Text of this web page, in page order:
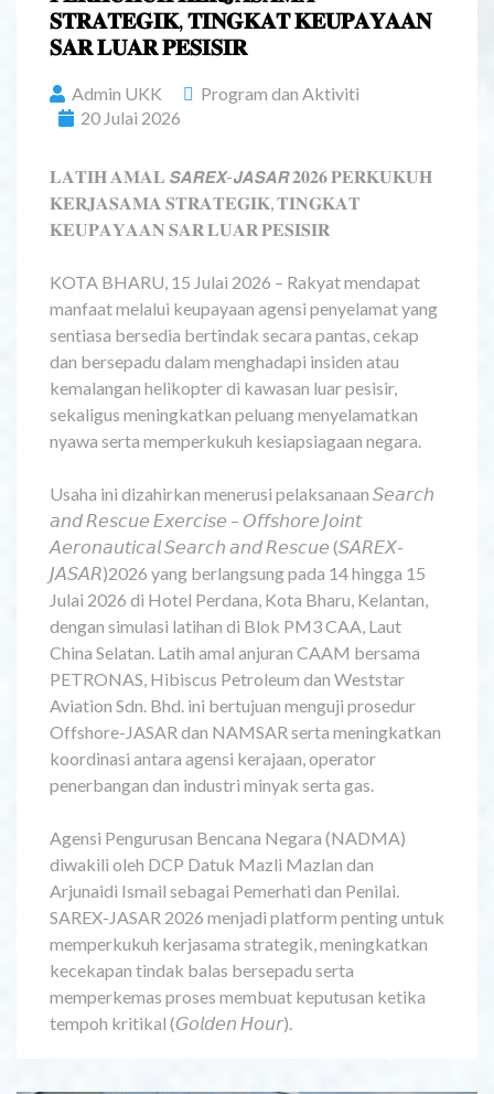
𝐒𝐓𝐑𝐀𝐓𝐄𝐆𝐈𝐊, 𝐓𝐈𝐍𝐆𝐊𝐀𝐓 𝐊𝐄𝐔𝐏𝐀𝐘𝐀𝐀𝐍
𝐒𝐀𝐑 𝐋𝐔𝐀𝐑 𝐏𝐄𝐒𝐈𝐒𝐈𝐑
Admin UKK
Program dan Aktiviti
20 Julai 2026
𝐋𝐀𝐓𝐈𝐇 𝐀𝐌𝐀𝐋 𝙎𝘼𝙍𝙀𝙓-𝙅𝘼𝙎𝘼𝙍 𝟐𝟎𝟐𝟔 𝐏𝐄𝐑𝐊𝐔𝐊𝐔𝐇
𝐊𝐄𝐑𝐉𝐀𝐒𝐀𝐌𝐀 𝐒𝐓𝐑𝐀𝐓𝐄𝐆𝐈𝐊, 𝐓𝐈𝐍𝐆𝐊𝐀𝐓
𝐊𝐄𝐔𝐏𝐀𝐘𝐀𝐀𝐍 𝐒𝐀𝐑 𝐋𝐔𝐀𝐑 𝐏𝐄𝐒𝐈𝐒𝐈𝐑
KOTA BHARU, 15 Julai 2026 – Rakyat mendapat
manfaat melalui keupayaan agensi penyelamat yang
sentiasa bersedia bertindak secara pantas, cekap
dan bersepadu dalam menghadapi insiden atau
kemalangan helikopter di kawasan luar pesisir,
sekaligus meningkatkan peluang menyelamatkan
nyawa serta memperkukuh kesiapsiagaan negara.
Usaha ini dizahirkan menerusi pelaksanaan 𝘚𝘦𝘢𝘳𝘤𝘩
𝘢𝘯𝘥 𝘙𝘦𝘴𝘤𝘶𝘦 𝘌𝘹𝘦𝘳𝘤𝘪𝘴𝘦 – 𝘖𝘧𝘧𝘴𝘩𝘰𝘳𝘦 𝘑𝘰𝘪𝘯𝘵
𝘈𝘦𝘳𝘰𝘯𝘢𝘶𝘵𝘪𝘤𝘢𝘭 𝘚𝘦𝘢𝘳𝘤𝘩 𝘢𝘯𝘥 𝘙𝘦𝘴𝘤𝘶𝘦 (𝘚𝘈𝘙𝘌𝘟-
𝘑𝘈𝘚𝘈𝘙)2026 yang berlangsung pada 14 hingga 15
Julai 2026 di Hotel Perdana, Kota Bharu, Kelantan,
dengan simulasi latihan di Blok PM3 CAA, Laut
China Selatan. Latih amal anjuran CAAM bersama
PETRONAS, Hibiscus Petroleum dan Weststar
Aviation Sdn. Bhd. ini bertujuan menguji prosedur
Offshore-JASAR dan NAMSAR serta meningkatkan
koordinasi antara agensi kerajaan, operator
penerbangan dan industri minyak serta gas.
Agensi Pengurusan Bencana Negara (NADMA)
diwakili oleh DCP Datuk Mazli Mazlan dan
Arjunaidi Ismail sebagai Pemerhati dan Penilai.
SAREX-JASAR 2026 menjadi platform penting untuk
memperkukuh kerjasama strategik, meningkatkan
kecekapan tindak balas bersepadu serta
memperkemas proses membuat keputusan ketika
tempoh kritikal (𝘎𝘰𝘭𝘥𝘦𝘯 𝘏𝘰𝘶𝘳).